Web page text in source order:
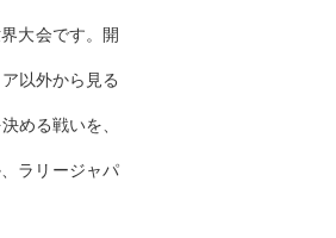
大会です。開
以外から見る
める戦いを、
ラリージャパ